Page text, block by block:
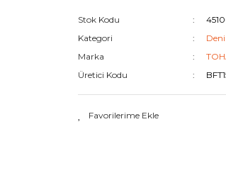
Stok Kodu
Kategori
Marka
Üretici Kodu